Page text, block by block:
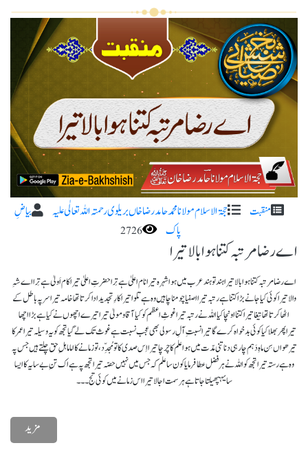
منقبت حجۃ الاسلام مولانا محمد حامد رضا خاں بریلوی رحمتہ اللہ تعا لٰی علیہ
بیاضِ
پاک
2726
اے رضا مرتبہ کتنا ہوا بالا تیرا
اے رضا مرتبہ کتنا ہوا بالا تیراہند تو ہند عرب میں ہوا شہرہ تیرا نام اعلیٰ ہے تِرا حضرتِ اعلیٰ تیراکام اَولیٰ ہے تِرا اے شہِ
والا تیرا کوئی کیا جانے بڑا کتنا ہے رتبہ تیرااصفیا چومنا چاہیں وہ ہے تلوا تیرا کارِ تجدید ادا کرتا تھا خامہ تیراسر پہ باطل کے
اٹھا کرتا تھا تیغا تیرا کتنا اونچا کیا اللہ نے رتبہ تیراغوثِ اعظم کو کیا آقا و مولیٰ تیرا تیرے اچھوں نے کیا ہے بڑا اچھا
تیراپھر بھلا کیا کوئی بد خواہ کرے گا تیرا نسبتِ آلِ رسولی بھی عجب نسبت ہےغوث تک لے گیا تجھ کو یہ وسیلہ تیرا عمر کا
تیرھواں سِن ماہِ دَہم چار ہی دناتنی مدّت میں ہوا علم کا چرچا تیرا اِس صدی کا تو مُجدِّد، تو زمانے کا اماماہلِ حق چلتے ہیں جس پہ
وہ ہے رستہ تیرا تجھ کو اللہ نے ہر فضل عطا فرمایاکون سا علم کہ جس میں نہیں حصّہ تیرا تجھ پہ ہے اک تنِ بے سایہ کا ایسا
سایہپھیلتا جاتا ہے ہر سمت اجالا تیرا اس زمانے میں کوئی تج۔۔۔
مزید